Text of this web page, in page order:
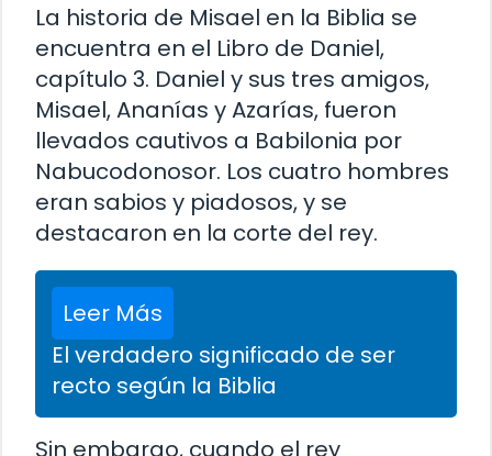
La historia de Misael en la Biblia se
encuentra en el Libro de Daniel,
capítulo 3. Daniel y sus tres amigos,
Misael, Ananías y Azarías, fueron
llevados cautivos a Babilonia por
Nabucodonosor. Los cuatro hombres
eran sabios y piadosos, y se
destacaron en la corte del rey.
Leer Más
El verdadero significado de ser
recto según la Biblia
Sin embargo, cuando el rey